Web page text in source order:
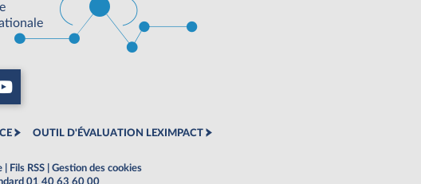
OUTIL D'ÉVALUATION LEXIMPACT
Fils RSS
Gestion des cookies
01 40 63 60 00